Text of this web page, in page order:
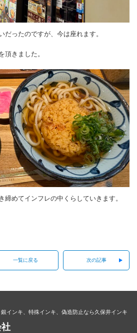
だったのですが、今は座れます。
頂きました。
締めてインフレの中くらしていきます。
一覧に戻る 次の記事
インキ、特殊インキ、偽造防止なら久保井インキ